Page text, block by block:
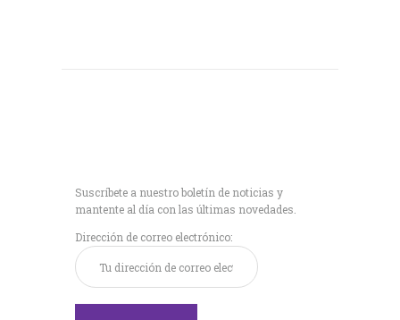
Suscríbete a nuestro boletín de noticias y
mantente al día con las últimas novedades.
Dirección de correo electrónico: